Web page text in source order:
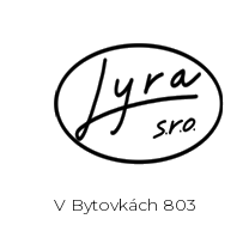
V Bytovkách 803